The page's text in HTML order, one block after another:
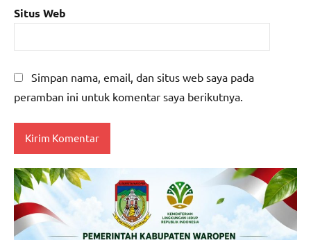
Situs Web
Simpan nama, email, dan situs web saya pada
peramban ini untuk komentar saya berikutnya.